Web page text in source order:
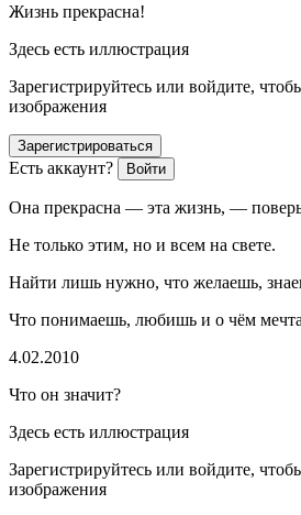
Жизнь прекрасна!
Здесь есть иллюстрация
Зарегистрируйтесь или войдите,
изображения
Зарегистрироваться
Есть аккаунт? Войти
Она прекрасна — эта жизнь, —
Не только этим, но и всем на свете.
Найти лишь нужно, что желаешь,
Что понимаешь, любишь и о чём
4.02.2010
Что он значит?
Здесь есть иллюстрация
Зарегистрируйтесь или войдите,
изображения